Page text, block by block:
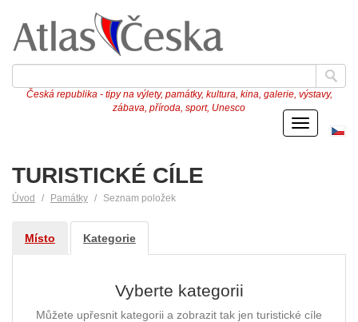
Česká republika - tipy na výlety, památky, kultura, kina, galerie, výstavy,
zábava, příroda, sport, Unesco
Menu
TURISTICKÉ CÍLE
Úvod Památky Seznam položek
Místo Kategorie
Vyberte kategorii
Můžete upřesnit kategorii a zobrazit tak jen turistické cíle